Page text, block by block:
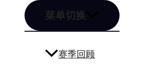
菜单切换
赛季回顾